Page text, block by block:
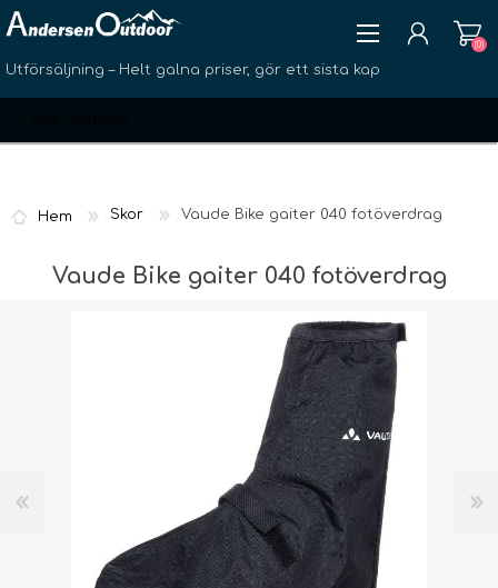
Utförsäljning – Helt galna priser, gör ett sista kap
SKAPA KONTO
(0)
Hem Skor Vaude Bike gaiter 040 fotöverdrag
Vaude Bike gaiter 040 fotöverdrag